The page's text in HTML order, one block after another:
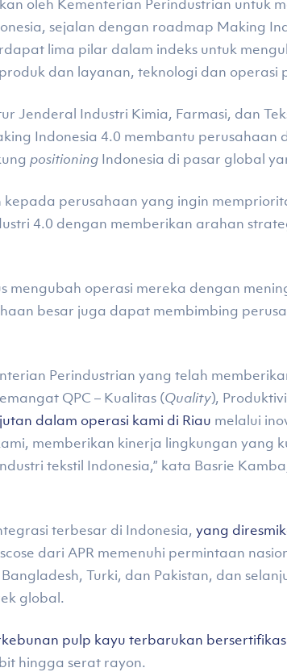
oleh Kementerian Perindustrian untuk
sejalan dengan roadmap Making
lima pilar dalam indeks untuk
dan layanan, teknologi dan operasi
Jenderal Industri Kimia, Farmasi, dan
Indonesia 4.0 membantu perusahaan
positioning Indonesia di pasar global
perusahaan yang ingin
4.0 dengan memberikan arahan
mengubah operasi mereka dengan
besar juga dapat membimbing
Perindustrian yang telah
QPC – Kualitas (Quality),
dalam operasi kami di Riau melalui
memberikan kinerja lingkungan yang
tekstil Indonesia,” kata Basrie
terbesar di Indonesia, yang
dari APR memenuhi permintaan
Turki, dan Pakistan, dan
global.
pulp kayu terbarukan
hingga serat rayon.